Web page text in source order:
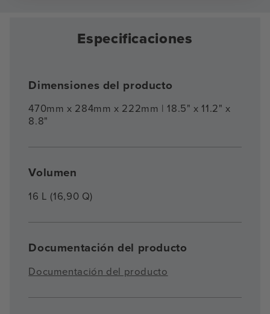
Especificaciones
Dimensiones del producto
470mm x 284mm x 222mm | 18.5" x 11.2" x
8.8"
Volumen
16 L (16,90 Q)
Documentación del producto
Documentación del producto